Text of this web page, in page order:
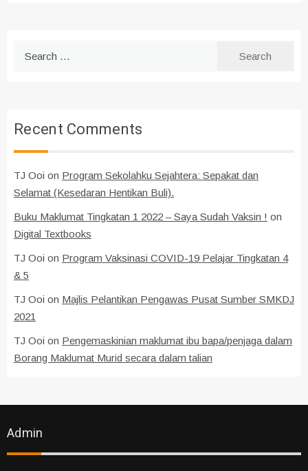
Recent Comments
TJ Ooi on Program Sekolahku Sejahtera: Sepakat dan
Selamat (Kesedaran Hentikan Buli).
Buku Maklumat Tingkatan 1 2022 – Saya Sudah Vaksin ! on
Digital Textbooks
TJ Ooi on Program Vaksinasi COVID-19 Pelajar Tingkatan 4
& 5
TJ Ooi on Majlis Pelantikan Pengawas Pusat Sumber SMKDJ
2021
TJ Ooi on Pengemaskinian maklumat ibu bapa/penjaga dalam
Borang Maklumat Murid secara dalam talian
Admin